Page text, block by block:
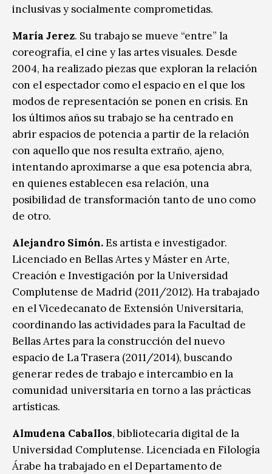
inclusivas y socialmente comprometidas.
María Jerez. Su trabajo se mueve “entre” la
coreografía, el cine y las artes visuales. Desde
2004, ha realizado piezas que exploran la relación
con el espectador como el espacio en el que los
modos de representación se ponen en crisis. En
los últimos años su trabajo se ha centrado en
abrir espacios de potencia a partir de la relación
con aquello que nos resulta extraño, ajeno,
intentando aproximarse a que esa potencia abra,
en quienes establecen esa relación, una
posibilidad de transformación tanto de uno como
de otro.
Alejandro Simón.Es artista e investigador.
Licenciado en Bellas Artes y Máster en Arte,
Creación e Investigación por la Universidad
Complutense de Madrid (2011/2012). Ha trabajado
en el Vicedecanato de Extensión Universitaria,
coordinando las actividades para la Facultad de
Bellas Artes para la construcción del nuevo
espacio de La Trasera (2011/2014), buscando
generar redes de trabajo e intercambio en la
comunidad universitaria en torno a las prácticas
artísticas.
Almudena Caballos, bibliotecaria digital de la
Universidad Complutense. Licenciada en Filología
Árabe ha trabajado en el Departamento de